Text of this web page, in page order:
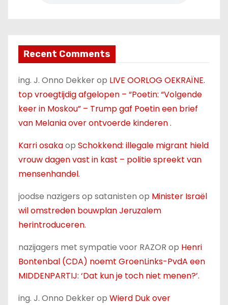
Recent Comments
ing. J. Onno Dekkerop LIVE OORLOG OEKRAÏNE.
top vroegtijdig afgelopen – “Poetin: “Volgende
keer in Moskou” – Trump gaf Poetin een brief
van Melania over ontvoerde kinderen .
Karri osakaop Schokkend: illegale migrant hield
vrouw dagen vast in kast – politie spreekt van
mensenhandel.
joodse nazigers op satanisten op Minister Israël
wil omstreden bouwplan Jeruzalem
herintroduceren.
nazijagers met sympatie voor RAZOR op Henri
Bontenbal (CDA) noemt GroenLinks-PvdA een
MIDDENPARTIJ: ‘Dat kun je toch niet menen?’.
ing. J. Onno Dekkerop Wierd Duk over